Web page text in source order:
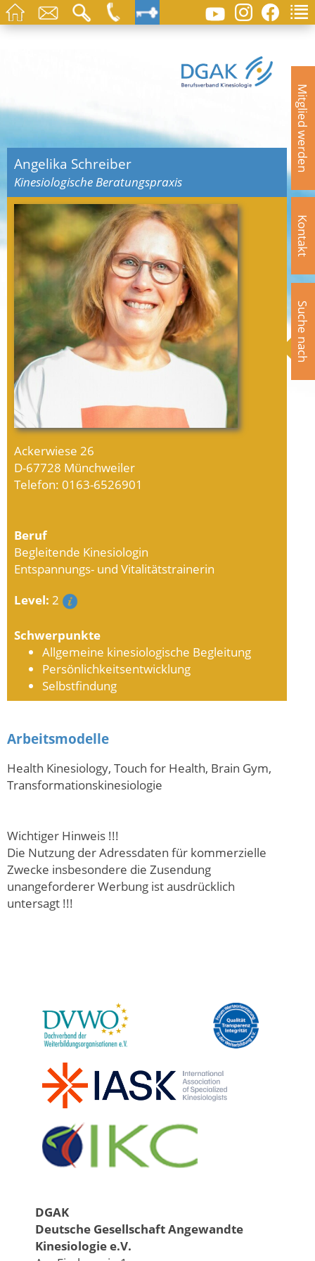
Mitglied werden
Kontakt
Suche nach
Angelika Schreiber
Kinesiologische Beratungspraxis
Ackerwiese 26
D-67728 Münchweiler
Telefon: 0163-6526901
Beruf
Begleitende Kinesiologin
Entspannungs- und Vitalitätstrainerin
Level: 2
Schwerpunkte
Allgemeine kinesiologische Begleitung
Persönlichkeitsentwicklung
Selbstfindung
Arbeitsmodelle
Health Kinesiology, Touch for Health, Brain Gym,
Transformationskinesiologie
Wichtiger Hinweis !!!
Die Nutzung der Adressdaten für kommerzielle
Zwecke insbesondere die Zusendung
unangeforderer Werbung ist ausdrücklich
untersagt !!!
DGAK
Deutsche Gesellschaft Angewandte
Kinesiologie e.V.